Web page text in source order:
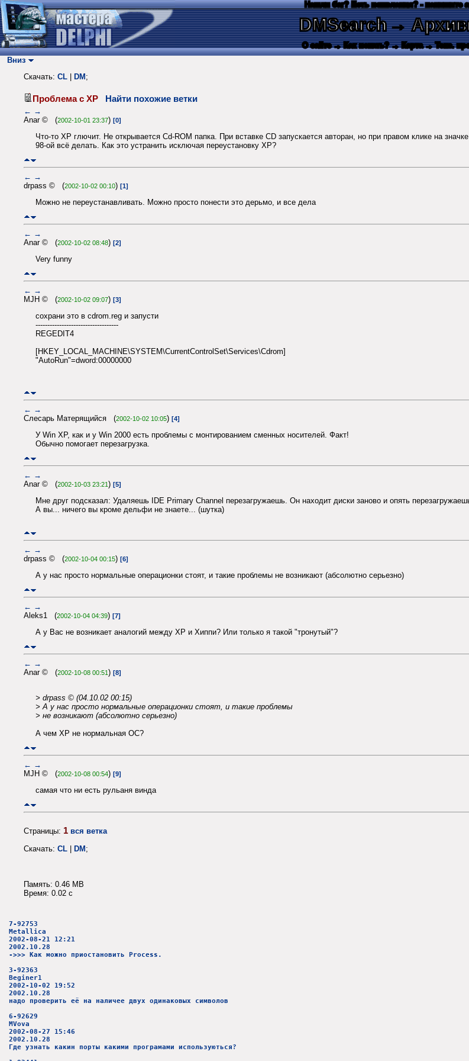
Нашли баг? Есть пожелания? - напишите
DMSearch→
О сайте → Как искать? → Карта → Текс.
Вниз
Скачать: CL DM ;
Проблема с XP Найти похожие ветки
← →
Anar © (2002-10-01 23:37) [0]
Что-то XP глючит. Не открывается Cd-ROM папка. При вставке CD запускается авторан, но при правом клике на
98-ой всё делать. Как это устранить исключая переустановку XP?
← →
drpass © (2002-10-02 00:10) [1]
Можно не переустанавливать. Можно просто понести это дерьмо, и все дела
← →
Anar © (2002-10-02 08:48) [2]
Very funny
← →
MJH © (2002-10-02 09:07) [3]
сохрани это в cdrom.reg и запусти
-----------------------------------
REGEDIT4
[HKEY_LOCAL_MACHINE\SYSTEM\CurrentControlSet\Services\Cdrom]
"AutoRun"=dword:00000000
← →
Слесарь Матерящийся (2002-10-02 10:05) [4]
У Win XP, как и у Win 2000 есть проблемы с монтированием сменных носителей. Факт!
Обычно помогает перезагрузка.
← →
Anar © (2002-10-03 23:21) [5]
Мне друг подсказал: Удаляешь IDE Primary Channel перезагружаешь. Он находит диски заново и опять
А вы... ничего вы кроме дельфи не знаете... (шутка)
← →
drpass © (2002-10-04 00:15) [6]
А у нас просто нормальные операционки стоят, и такие проблемы не возникают (абсолютно серьезно)
← →
Aleks1 (2002-10-04 04:39) [7]
А у Вас не возникает аналогий между XP и Хиппи? Или только я такой "тронутый"?
← →
Anar © (2002-10-08 00:51) [8]
> drpass © (04.10.02 00:15)
> А у нас просто нормальные операционки стоят, и такие проблемы
> не возникают (абсолютно серьезно)
А чем XP не нормальная ОС?
← →
MJH © (2002-10-08 00:54) [9]
cамая что ни есть рульаня винда
Страницы: 1 вся ветка
Скачать: CL | DM;
Память: 0.46 MB
Время: 0.02 c
7-92753
Metallica
2002-08-21 12:21
2002.10.28
->>> Как можно приостановить Process.
3-92363
Beginer1
2002-10-02 19:52
2002.10.28
надо проверить её на наличее двух одинаковых символов
6-92629
MVova
2002-08-27 15:46
2002.10.28
Где узнать какин порты какими програмами используються?